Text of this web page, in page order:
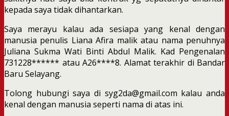
kepada saya tidak dihantarkan.
Saya merayu kalau ada sesiapa yang kenal dengan
manusia penulis Liana Afira malik atau nama penuhnya
Juliana Sukma Wati Binti Abdul Malik. Kad Pengenalan
731228****** atau A26****8. Alamat terakhir di Bandar
Baru Selayang.
Tolong hubungi saya di syg2da@gmail.com kalau anda
kenal dengan manusia seperti nama di atas ini.